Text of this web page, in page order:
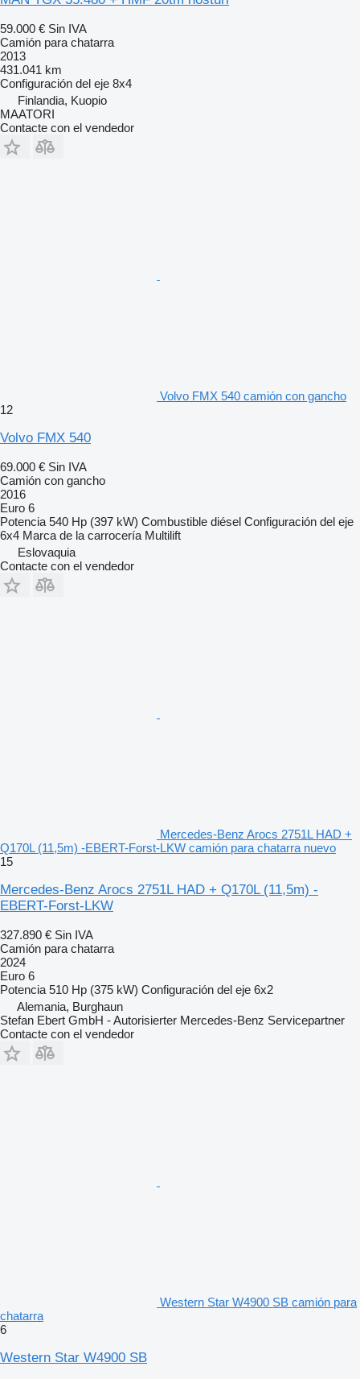
59.000 € Sin IVA
Camión para chatarra
2013
431.041 km
Configuración del eje 8x4
Finlandia, Kuopio
MAATORI
Contacte con el vendedor
Volvo FMX 540 camión con gancho
12
Volvo FMX 540
69.000 € Sin IVA
Camión con gancho
2016
Euro 6
Potencia 540 Hp (397 kW) Combustible diésel Configuración del eje
6x4 Marca de la carrocería Multilift
Eslovaquia
Contacte con el vendedor
Mercedes-Benz Arocs 2751L HAD +
Q170L (11,5m) -EBERT-Forst-LKW camión para chatarra nuevo
15
Mercedes-Benz Arocs 2751L HAD + Q170L (11,5m) -
EBERT-Forst-LKW
327.890 € Sin IVA
Camión para chatarra
2024
Euro 6
Potencia 510 Hp (375 kW) Configuración del eje 6x2
Alemania, Burghaun
Stefan Ebert GmbH - Autorisierter Mercedes-Benz Servicepartner
Contacte con el vendedor
Western Star W4900 SB camión para
chatarra
6
Western Star W4900 SB